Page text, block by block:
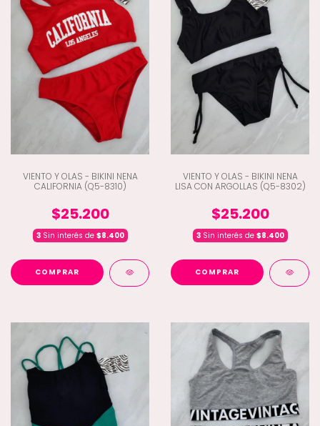
VIENTO Y OLAS - BIKINI NENA
CALIFORNIA (Q5-8310)
$25.200
3Sin interés de $8.400
COMPRAR
VIENTO Y OLAS - BIKINI NENA
LISA CON ARGOLLAS (Q5-8302)
$25.200
3Sin interés de $8.400
COMPRAR